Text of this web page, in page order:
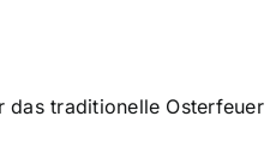
traditionelle